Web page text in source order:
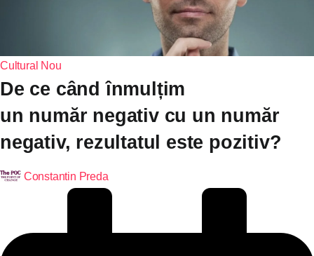
Cultural Nou
De ce când înmulțim
un număr negativ cu un număr
negativ, rezultatul este pozitiv?
Constantin Preda